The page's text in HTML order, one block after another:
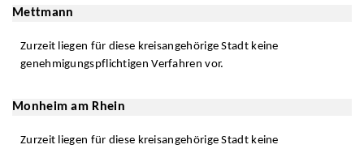
Mettmann
Zurzeit liegen für diese kreisangehörige Stadt keine
genehmigungspflichtigen Verfahren vor.
Monheim am Rhein
Zurzeit liegen für diese kreisangehörige Stadt keine